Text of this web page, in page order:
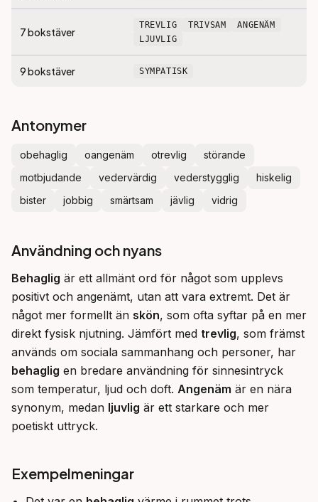
7bokstäver
TREVLIG TRIVSAM
ANGENÄM
LJUVLIG
9bokstäver SYMPATISK
Antonymer
obehaglig oangenäm otrevlig
störande
motbjudande
vedervärdig vederstygglig
hiskelig
bister
jobbig smärtsam jävlig vidrig
Användning och nyans
Behaglig är ett allmänt ord för något som upplevs
positivt och angenämt, utan att vara extremt. Det är
något mer formellt än skön, som ofta syftar på en mer
direkt fysisk njutning. Jämfört med trevlig, som främst
behaglig en bredare användning för sinnesintryck
som temperatur, ljud och doft. Angenäm är en nära
synonym, medan ljuvlig är ett starkare och mer
poetiskt uttryck.
Exempelmeningar